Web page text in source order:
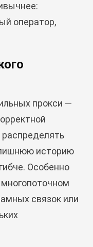
оператор,
прокси —
распределять
лишнюю историю
Особенно
связок или